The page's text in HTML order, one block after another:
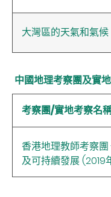
大灣區的天氣和氣候
中國地理考察團及實
考察團/實地考察名
香港地理教師考察
及可持續發展 (2019